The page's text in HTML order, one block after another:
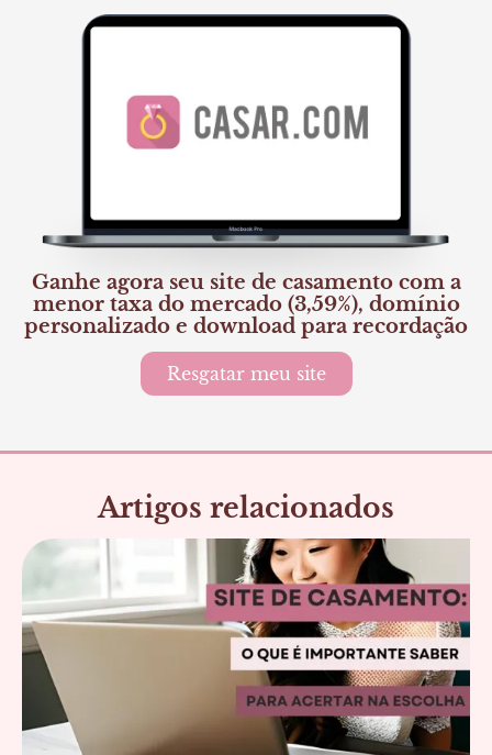
Ganhe agora seu site de casamento com a
menor taxa do mercado (3,59%), domínio
personalizado e download para recordação
Resgatar meu site
Artigos relacionados
PáginaPáginaPágina